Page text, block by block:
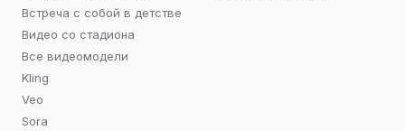
Встреча с собой в детстве
Видео со стадиона
Все видеомодели
Kling
Veo
Sora